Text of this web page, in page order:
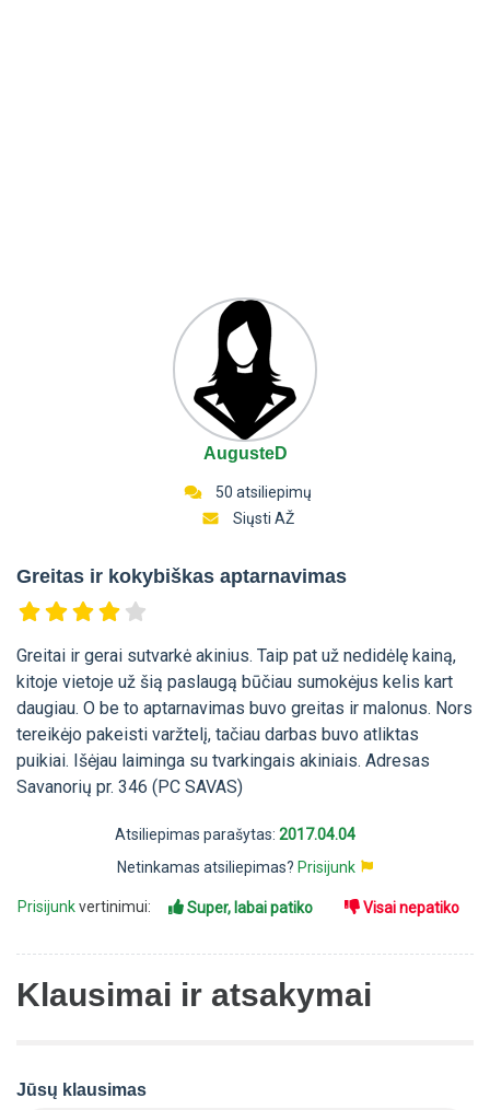
AugusteD
50 atsiliepimų
Siųsti AŽ
Greitas ir kokybiškas aptarnavimas
Greitai ir gerai sutvarkė akinius. Taip pat už nedidėlę kainą,
kitoje vietoje už šią paslaugą būčiau sumokėjus kelis kart
daugiau. O be to aptarnavimas buvo greitas ir malonus. Nors
tereikėjo pakeisti varžtelį, tačiau darbas buvo atliktas
puikiai. Išėjau laiminga su tvarkingais akiniais. Adresas
Savanorių pr. 346 (PC SAVAS)
Atsiliepimas parašytas: 2017.04.04
Netinkamas atsiliepimas? Prisijunk
Prisijunkvertinimui: Super, labai patiko Visai nepatiko
Klausimai ir atsakymai
Jūsų klausimas